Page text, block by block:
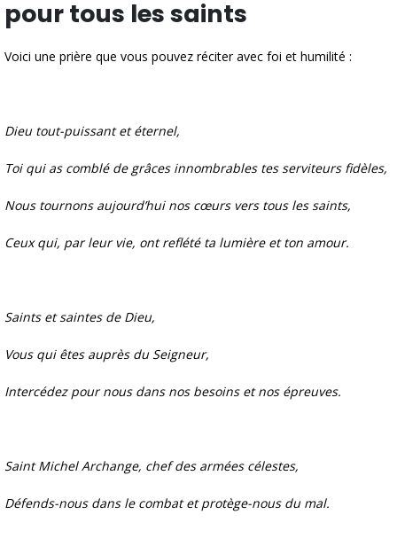
pour tous les saints
Voici une prière que vous pouvez réciter avec foi et humilité :
Dieu tout-puissant et éternel,
Toi qui as comblé de grâces innombrables tes serviteurs fidèles,
Nous tournons aujourd’hui nos cœurs vers tous les saints,
Ceux qui, par leur vie, ont reflété ta lumière et ton amour.
Saints et saintes de Dieu,
Vous qui êtes auprès du Seigneur,
Intercédez pour nous dans nos besoins et nos épreuves.
Saint Michel Archange, chef des armées célestes,
Défends-nous dans le combat et protège-nous du mal.